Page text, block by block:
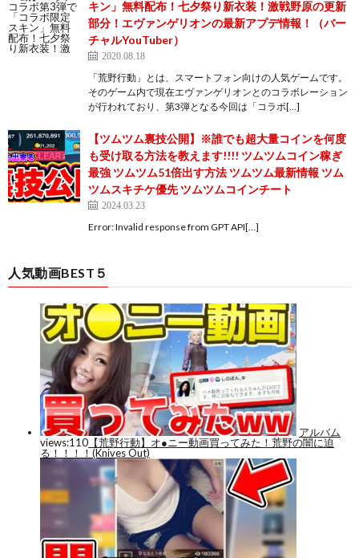
キン」無料配布！七夕祭り新衣装！激戦野原の更新
部分！エヴァンゲリオンの最新アプデ情報！（バー
チャルYouTuber）
2020.08.18
「荒野行動」とは、スマートフォン向けの人気ゲームです。
そのゲーム内で現在エヴァンゲリオンとのコラボレーション
が行われており、第3弾となる今回は「コラボ[…]
【ツムツム裏技公開】※誰でも超大量コインを何度
も受け取る方法を教えます!!!! ツムツムコイン稼ぎ
最強 ツムツム51倍出す方法 ツムツム最新情報 ツム
ツムスキチケ優先 ツムツムコインチート
2024.03.23
Error: Invalid response from GPT API[…]
人気動画BEST５